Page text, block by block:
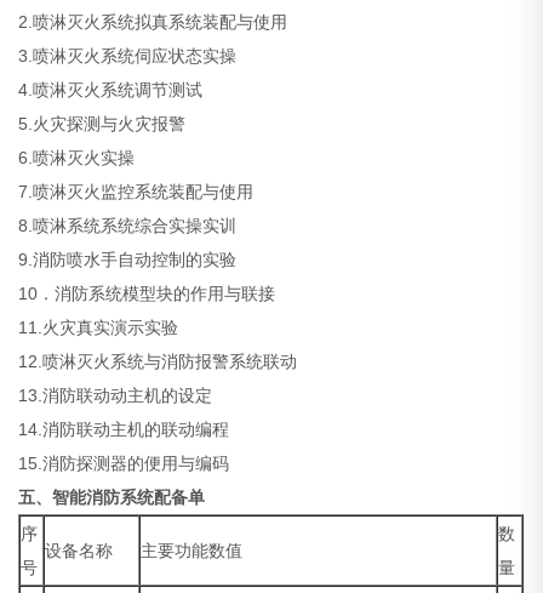
2.喷淋灭火系统拟真系统装配与使用
3.喷淋灭火系统伺应状态实操
4.喷淋灭火系统调节测试
5.火灾探测与火灾报警
6.喷淋灭火实操
7.喷淋灭火监控系统装配与使用
8.喷淋系统系统综合实操实训
9.消防喷水手自动控制的实验
10．消防系统模型块的作用与联接
11.火灾真实演示实验
12.喷淋灭火系统与消防报警系统联动
13.消防联动动主机的设定
14.消防联动主机的联动编程
15.消防探测器的便用与编码
五、智能消防系统配备单
序
号
设备名称 主要功能数值
数
量